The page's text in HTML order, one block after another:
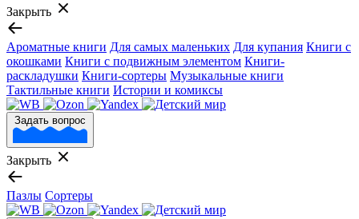
Закрыть
Ароматные книги Для самых маленьких Для купания Книги с
окошками Книги с подвижным элементом Книги-
раскладушки Книги-сортеры Музыкальные книги
Тактильные книги Истории и комиксы
Задать вопрос
Закрыть
Пазлы Сортеры